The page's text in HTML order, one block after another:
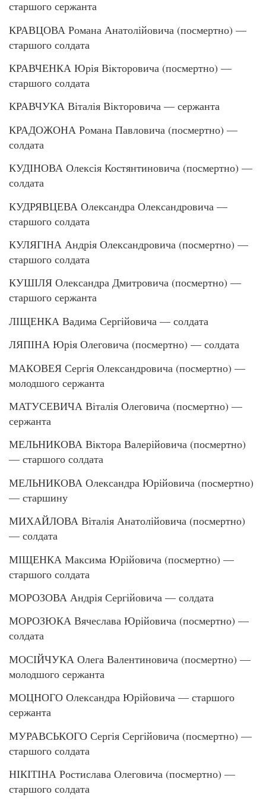
старшого сержанта
КРАВЦОВА Романа Анатолійовича (посмертно) —
старшого солдата
КРАВЧЕНКА Юрія Вікторовича (посмертно) —
старшого солдата
КРАВЧУКА Віталія Вікторовича — сержанта
КРАДОЖОНА Романа Павловича (посмертно) —
солдата
КУДІНОВА Олексія Костянтиновича (посмертно) —
солдата
КУДРЯВЦЕВА Олександра Олександровича —
старшого солдата
КУЛЯГІНА Андрія Олександровича (посмертно) —
старшого солдата
КУШІЛЯ Олександра Дмитровича (посмертно) —
старшого сержанта
ЛІЩЕНКА Вадима Сергійовича — солдата
ЛЯПІНА Юрія Олеговича (посмертно) — солдата
МАКОВЕЯ Сергія Олександровича (посмертно) —
молодшого сержанта
МАТУСЕВИЧА Віталія Олеговича (посмертно) —
сержанта
МЕЛЬНИКОВА Віктора Валерійовича (посмертно)
— старшого солдата
МЕЛЬНИКОВА Олександра Юрійовича (посмертно)
— старшину
МИХАЙЛОВА Віталія Анатолійовича (посмертно)
— солдата
МІЩЕНКА Максима Юрійовича (посмертно) —
старшого солдата
МОРОЗОВА Андрія Сергійовича — солдата
МОРОЗЮКА Вячеслава Юрійовича (посмертно) —
солдата
МОСІЙЧУКА Олега Валентиновича (посмертно) —
молодшого сержанта
МОЦНОГО Олександра Юрійовича — старшого
сержанта
МУРАВСЬКОГО Сергія Сергійовича (посмертно) —
старшого солдата
НІКІТІНА Ростислава Олеговича (посмертно) —
старшого солдата